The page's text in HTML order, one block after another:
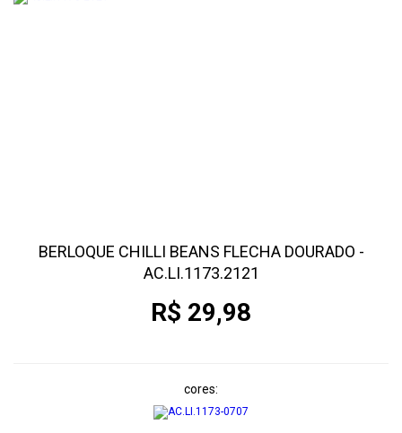
BERLOQUE CHILLI BEANS FLECHA DOURADO -
AC.LI.1173.2121
R$ 29,98
cores